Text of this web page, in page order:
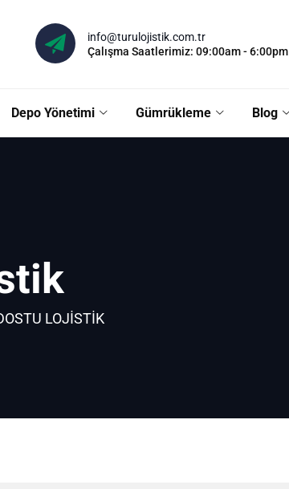
info@turulojistik.com.tr
Çalışma Saatlerimiz: 09:00am - 6:00pm
Depo Yönetimi Gümrükleme Blog
LOJISTIK